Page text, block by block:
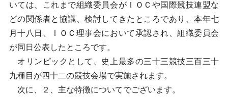
いては、これまで組織委員会がＩＯＣや国際競技連盟な
どの関係者と協議、検討してきたところであり、本年七
月十八日、ＩＯＣ理事会において承認され、組織委員会
が同日公表したところです。
オリンピックとして、史上最多の三十三競技三百三十
九種目が四十二の競技会場で実施されます。
次に、２、主な特徴についてでございます。